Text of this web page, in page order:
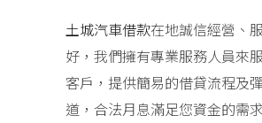
土城汽車借款在地誠信經營、
好，我們擁有專業服務人員來
客戶，提供簡易的借貸流程及
道，合法月息滿足您資金的需